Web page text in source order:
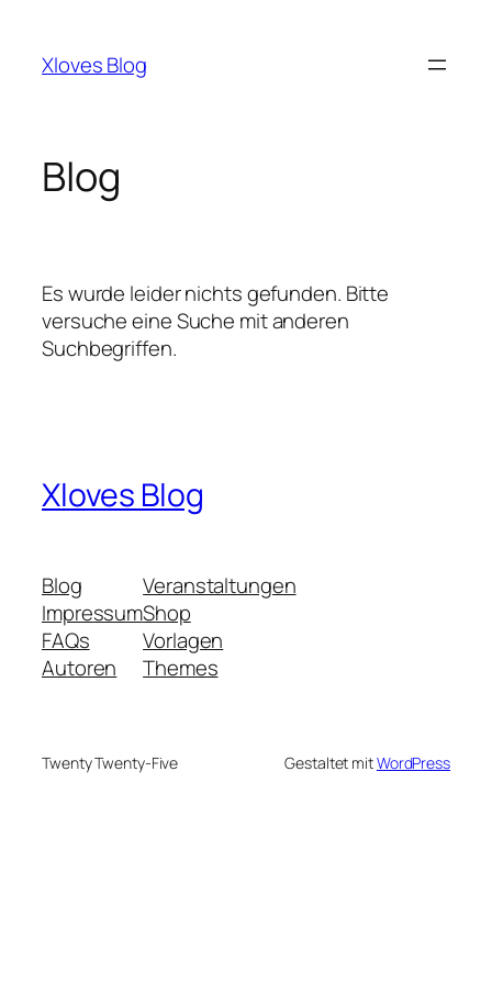
springen
Xloves Blog
Blog
Es wurde leider nichts gefunden. Bitte
versuche eine Suche mit anderen
Suchbegriffen.
Xloves Blog
Blog
Impressum
FAQs
Autoren
Veranstaltungen
Shop
Vorlagen
Themes
Twenty Twenty-Five Gestaltet mitWordPress